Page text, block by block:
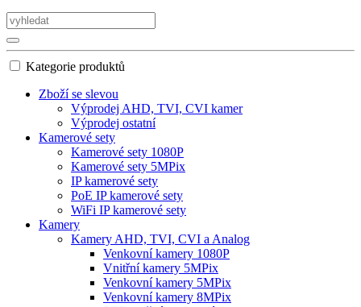
Kategorie produktů
Zboží se slevou
Výprodej AHD, TVI, CVI kamer
Výprodej ostatní
Kamerové sety
Kamerové sety 1080P
Kamerové sety 5MPix
IP kamerové sety
PoE IP kamerové sety
WiFi IP kamerové sety
Kamery
Kamery AHD, TVI, CVI a Analog
Venkovní kamery 1080P
Vnitřní kamery 5MPix
Venkovní kamery 5MPix
Venkovní kamery 8MPix